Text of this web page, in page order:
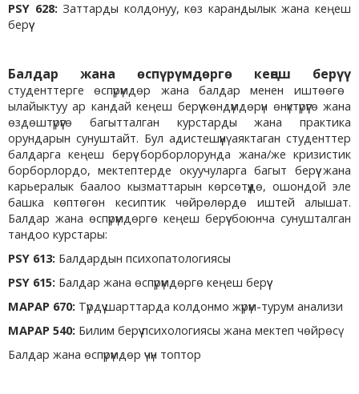
PSY 628: Заттарды колдонуу, көз карандылык жана кеңеш
берүү
Балдар жана өспүрүмдөргө кеңеш берүү
студенттерге өспүрүмдөр жана балдар менен иштөөгө
ылайыктуу ар кандай кеңеш берүү көндүмдөрүн өнүктүрүүгө жана
өздөштүрүүгө багытталган курстарды жана практика
орундарын сунуштайт. Бул адистешүүнү аяктаган студенттер
балдарга кеңеш берүү борборлорунда жана/же кризистик
борборлордо, мектептерде окуучуларга багыт берүү жана
карьералык баалоо кызматтарын көрсөтүүдө, ошондой эле
башка көптөгөн кесиптик чөйрөлөрдө иштей алышат.
Балдар жана өспүрүмдөргө кеңеш берүү боюнча сунушталган
тандоо курстары:
PSY 613: Балдардын психопатологиясы
PSY 615: Балдар жана өспүрүмдөргө кеңеш берүү
MAPAP 670: Түрдүү шарттарда колдонмо жүрүм-турум анализи
MAPAP 540: Билим берүү психологиясы жана мектеп чөйрөсү
Балдар жана өспүрүмдөр үчүн топтор